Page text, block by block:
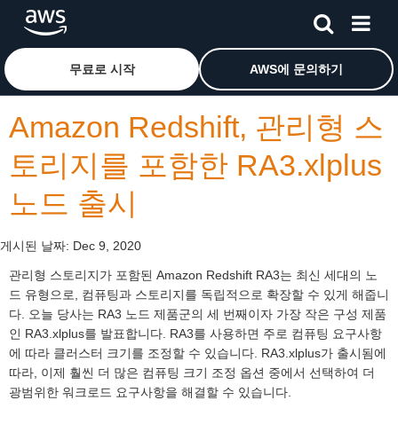
메인 콘텐츠로 건너뛰기Amazon Web Services 홈 페이지로 돌아가려면 여기를 클
무료로 시작 AWS에 문의하기
Amazon Redshift, 관리형 스
토리지를 포함한 RA3.xlplus
노드 출시
게시된 날짜: Dec 9, 2020
관리형 스토리지가 포함된 Amazon Redshift RA3는 최신 세대의 노
드 유형으로, 컴퓨팅과 스토리지를 독립적으로 확장할 수 있게 해줍니
다. 오늘 당사는 RA3 노드 제품군의 세 번째이자 가장 작은 구성 제품
인 RA3.xlplus를 발표합니다. RA3를 사용하면 주로 컴퓨팅 요구사항
에 따라 클러스터 크기를 조정할 수 있습니다. RA3.xlplus가 출시됨에
따라, 이제 훨씬 더 많은 컴퓨팅 크기 조정 옵션 중에서 선택하여 더
광범위한 워크로드 요구사항을 해결할 수 있습니다.